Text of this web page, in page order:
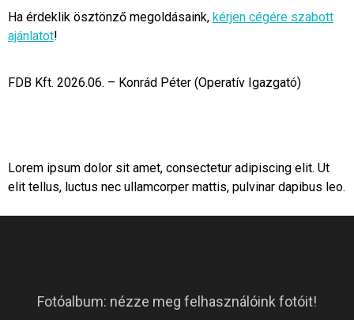
Ha érdeklik ösztönző megoldásaink, kérjen cégére szabott
ajánlatot!
FDB Kft. 2026.06. – Konrád Péter (Operatív Igazgató)
Lorem ipsum dolor sit amet, consectetur adipiscing elit. Ut
elit tellus, luctus nec ullamcorper mattis, pulvinar dapibus leo.
Fotóalbum: nézze meg felhasználóink fotóit!